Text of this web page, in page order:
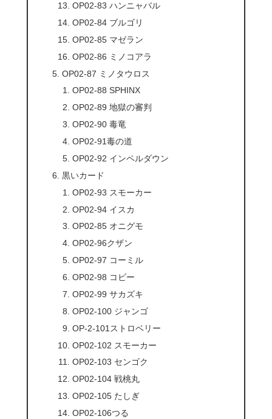
OP02-83 ハンニャバル
OP02-84 ブルゴリ
OP02-85 マゼラン
OP02-86 ミノコアラ
OP02-87 ミノタウロス
OP02-88 SPHINX
OP02-89 地獄の審判
OP02-90 毒竜
OP02-91毒の道
OP02-92 インペルダウン
黒いカード
OP02-93 スモーカー
OP02-94 イスカ
OP02-85 オニグモ
OP02-96クザン
OP02-97 コーミル
OP02-98 コビー
OP02-99 サカズキ
OP02-100 ジャンゴ
OP-2-101ストロベリー
OP02-102 スモーカー
OP02-103 センゴク
OP02-104 戦桃丸
OP02-105 たしぎ
OP02-106つる